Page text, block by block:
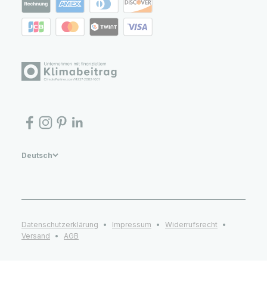
Deutsch
Datenschutzerklärung Impressum
Widerrufsrecht
Versand
AGB